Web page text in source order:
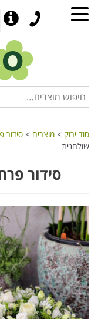
סוד ירוק > מוצרים > סידור
שולחנית
סידור